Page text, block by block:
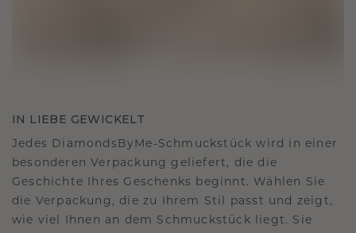
IN LIEBE GEWICKELT
Jedes DiamondsByMe-Schmuckstück wird in einer
besonderen Verpackung geliefert, die die
Geschichte Ihres Geschenks beginnt. Wählen Sie
die Verpackung, die zu Ihrem Stil passt und zeigt,
wie viel Ihnen an dem Schmuckstück liegt. Sie